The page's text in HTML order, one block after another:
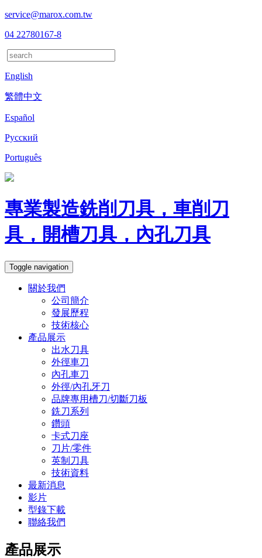
service@marox.com.tw
04 22780167-8
English
繁體中文
Español
Русский
Português
專業製造銑削刀具，車削刀
具，開槽刀具，內孔刀具
Toggle navigation
關於我們
公司簡介
發展歷程
技術核心
產品展示
出水刀具
外徑車刀
內孔車刀
外徑/內孔牙刀
品牌專用槽刀/切斷刀板
銑刀系列
鑽頭
卡式刀座
刀片/零件
英制刀具
技術資料
最新消息
影片
型錄下載
聯絡我們
產品展示